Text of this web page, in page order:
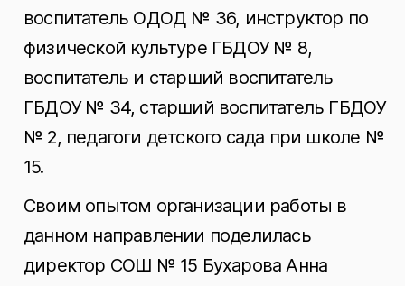
воспитатель ОДОД № 36, инструктор по
физической культуре ГБДОУ № 8,
воспитатель и старший воспитатель
ГБДОУ № 34, старший воспитатель ГБДОУ
№ 2, педагоги детского сада при школе №
15.
Своим опытом организации работы в
данном направлении поделилась
директор СОШ № 15 Бухарова Анна